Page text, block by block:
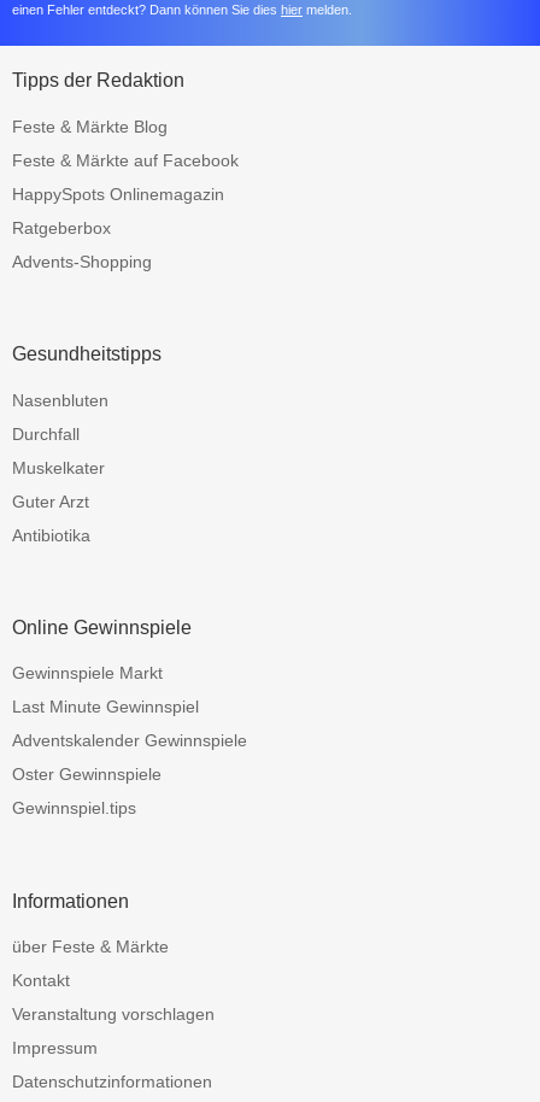
einen Fehler entdeckt? Dann können Sie dies hier melden.
Tipps der Redaktion
Feste & Märkte Blog
Feste & Märkte auf Facebook
HappySpots Onlinemagazin
Ratgeberbox
Advents-Shopping
Gesundheitstipps
Nasenbluten
Durchfall
Muskelkater
Guter Arzt
Antibiotika
Online Gewinnspiele
Gewinnspiele Markt
Last Minute Gewinnspiel
Adventskalender Gewinnspiele
Oster Gewinnspiele
Gewinnspiel.tips
Informationen
über Feste & Märkte
Kontakt
Veranstaltung vorschlagen
Impressum
Datenschutzinformationen